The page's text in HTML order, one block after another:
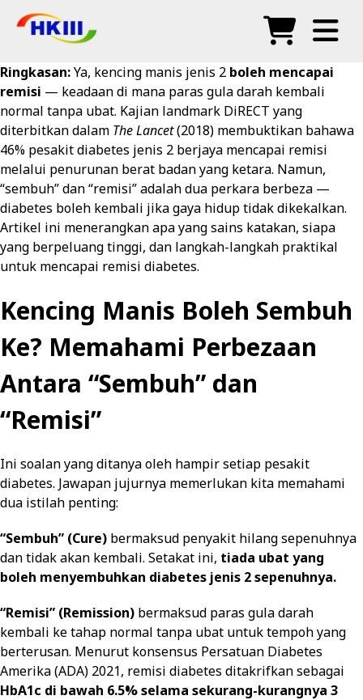
Soalan Lazim
Blog
Agen Sah
Kedai
Ringkasan:Ya, kencing manis jenis 2 boleh mencapai
remisi — keadaan di mana paras gula darah kembali
normal tanpa ubat. Kajian landmark DiRECT yang
diterbitkan dalam The Lancet(2018) membuktikan bahawa
46% pesakit diabetes jenis 2 berjaya mencapai remisi
melalui penurunan berat badan yang ketara. Namun,
“sembuh” dan “remisi” adalah dua perkara berbeza —
diabetes boleh kembali jika gaya hidup tidak dikekalkan.
Artikel ini menerangkan apa yang sains katakan, siapa
yang berpeluang tinggi, dan langkah-langkah praktikal
untuk mencapai remisi diabetes.
Kencing Manis Boleh Sembuh
Ke? Memahami Perbezaan
Antara “Sembuh” dan
“Remisi”
Ini soalan yang ditanya oleh hampir setiap pesakit
diabetes. Jawapan jujurnya memerlukan kita memahami
dua istilah penting:
“Sembuh” (Cure) bermaksud penyakit hilang sepenuhnya
dan tidak akan kembali. Setakat ini, tiada ubat yang
boleh menyembuhkan diabetes jenis 2 sepenuhnya.
“Remisi” (Remission) bermaksud paras gula darah
kembali ke tahap normal tanpa ubat untuk tempoh yang
berterusan. Menurut konsensus Persatuan Diabetes
Amerika (ADA) 2021, remisi diabetes ditakrifkan sebagai
HbA1c di bawah 6.5% selama sekurang-kurangnya 3